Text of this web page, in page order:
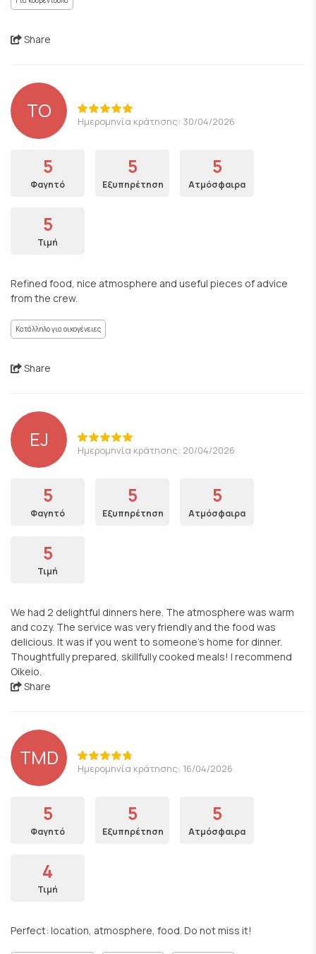
Share
TO Ημερομηνία κράτησης: 30/04/2026
5
Φαγητό
5
Εξυπηρέτηση
5
Ατμόσφαιρα
5
Τιμή
Refined food, nice atmosphere and useful pieces of advice
from the crew.
Κατάλληλο για οικογένειες
Share
EJ Ημερομηνία κράτησης: 20/04/2026
5
Φαγητό
5
Εξυπηρέτηση
5
Ατμόσφαιρα
5
Τιμή
We had 2 delightful dinners here. The atmosphere was warm
and cozy. The service was very friendly and the food was
delicious. It was if you went to someone’s home for dinner.
Thoughtfully prepared, skillfully cooked meals! I recommend
Oikeio.
Share
TMD Ημερομηνία κράτησης: 16/04/2026
5
Φαγητό
5
Εξυπηρέτηση
5
Ατμόσφαιρα
4
Τιμή
Perfect: location, atmosphere, food. Do not miss it!